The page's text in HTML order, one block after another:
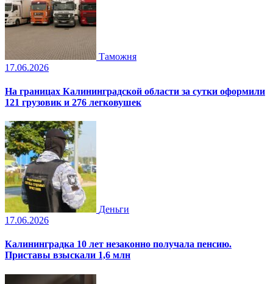
Таможня
17.06.2026
На границах Калининградской области за сутки оформили
121 грузовик и 276 легковушек
Деньги
17.06.2026
Калининградка 10 лет незаконно получала пенсию.
Приставы взыскали 1,6 млн